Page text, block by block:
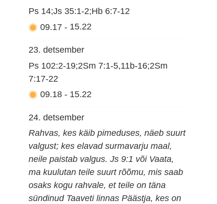
Ps 14;Js 35:1-2;Hb 6:7-12
09.17 - 15.22
23. detsember
Ps 102:2-19;2Sm 7:1-5,11b-16;2Sm
7:17-22
09.18 - 15.22
24. detsember
Rahvas, kes käib pimeduses, näeb suurt
valgust; kes elavad surmavarju maal,
neile paistab valgus. Js 9:1 või Vaata,
ma kuulutan teile suurt rõõmu, mis saab
osaks kogu rahvale, et teile on täna
sündinud Taaveti linnas Päästja, kes on